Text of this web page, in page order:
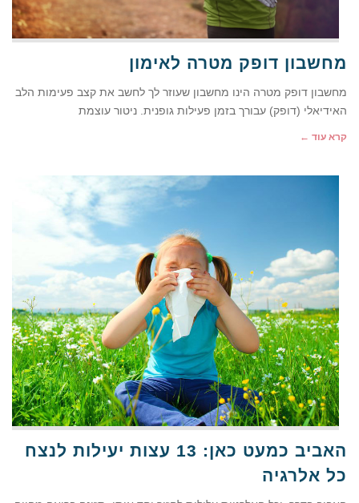
מחשבון דופק מטרה לאימון
מחשבון דופק מטרה הינו מחשבון שעוזר לך לחשב את קצב פעימות הלב
האידיאלי (דופק) עבורך בזמן פעילות גופנית. ניטור עוצמת
קרא עוד ←
האביב כמעט כאן: 13 עצות יעילות לנצח
כל אלרגיה